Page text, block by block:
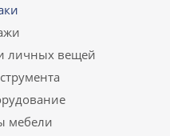
личных вещей
мебели